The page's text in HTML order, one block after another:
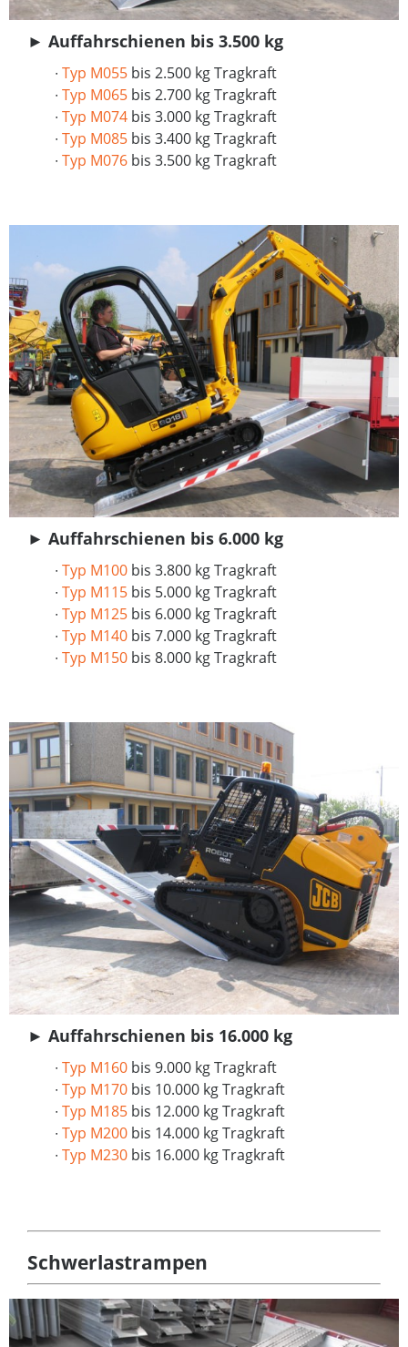
► Auffahrschienen bis 3.500 kg
∙ Typ M055 bis 2.500 kg Tragkraft
∙ Typ M065 bis 2.700 kg Tragkraft
∙ Typ M074 bis 3.000 kg Tragkraft
∙ Typ M085 bis 3.400 kg Tragkraft
∙ Typ M076 bis 3.500 kg Tragkraft
► Auffahrschienen bis 6.000 kg
∙ Typ M100 bis 3.800 kg Tragkraft
∙ Typ M115 bis 5.000 kg Tragkraft
∙ Typ M125 bis 6.000 kg Tragkraft
∙ Typ M140 bis 7.000 kg Tragkraft
∙ Typ M150 bis 8.000 kg Tragkraft
► Auffahrschienen bis 16.000 kg
∙ Typ M160 bis 9.000 kg Tragkraft
∙ Typ M170 bis 10.000 kg Tragkraft
∙ Typ M185 bis 12.000 kg Tragkraft
∙ Typ M200 bis 14.000 kg Tragkraft
∙ Typ M230 bis 16.000 kg Tragkraft
Schwerlastrampen